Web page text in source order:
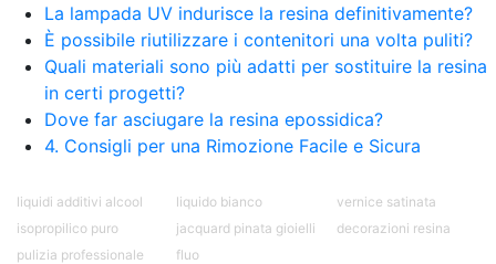
La lampada UV indurisce la resina definitivamente?
È possibile riutilizzare i contenitori una volta puliti?
Quali materiali sono più adatti per sostituire la resina
in certi progetti?
Dove far asciugare la resina epossidica?
4. Consigli per una Rimozione Facile e Sicura
liquidi additivi alcool
isopropilico puro
pulizia professionale
liquido bianco
jacquard pinata gioielli
fluo
vernice satinata
decorazioni resina